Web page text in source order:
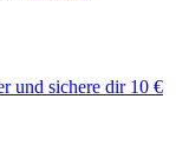
und sichere dir 10 €